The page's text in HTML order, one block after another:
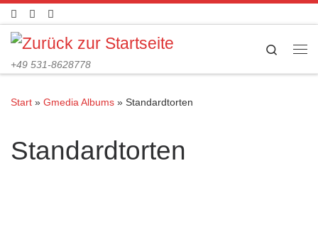
Zum Inhalt springen
+49 531-8628778
Search
Start » Gmedia Albums » Standardtorten
Standardtorten